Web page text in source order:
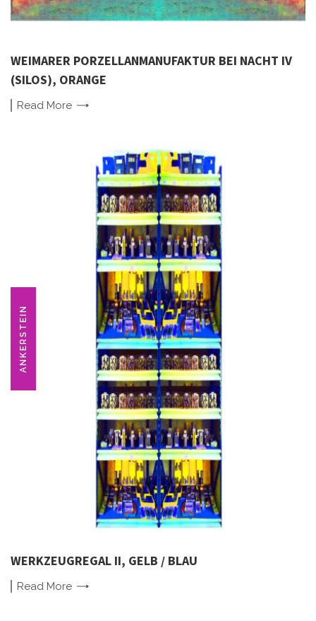
WEIMARER PORZELLANMANUFAKTUR BEI NACHT IV
(SILOS), ORANGE
Read More
ANKERSTEIN
WERKZEUGREGAL II, GELB / BLAU
Read More